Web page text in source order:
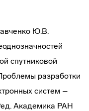
Ю.В.
спутниковой
разработки
систем –
Академика РАН